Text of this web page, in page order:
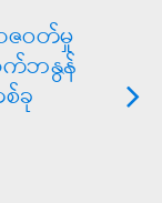
ဝတ်မှု
က်ဘနွန်
ခု